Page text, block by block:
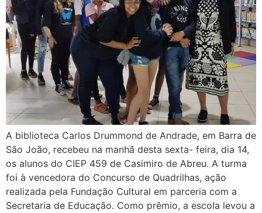
A biblioteca Carlos Drummond de Andrade, em Barra de
São João, recebeu na manhã desta sexta- feira, dia 14,
os alunos do CIEP 459 de Casimiro de Abreu. A turma
foi à vencedora do Concurso de Quadrilhas, ação
realizada pela Fundação Cultural em parceria com a
Secretaria de Educação. Como prêmio, a escola levou a